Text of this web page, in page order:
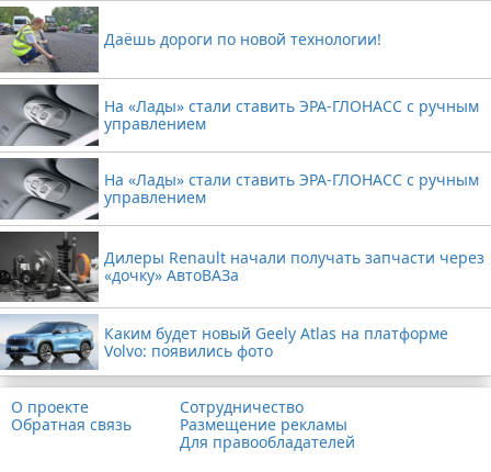
Даёшь дороги по новой технологии!
На «Лады» стали ставить ЭРА-ГЛОНАСС с ручным
управлением
На «Лады» стали ставить ЭРА-ГЛОНАСС с ручным
управлением
Дилеры Renault начали получать запчасти через
«дочку» АвтоВАЗа
Каким будет новый Geely Atlas на платформе
Volvo: появились фото
О проекте
Обратная связь
Сотрудничество
Размещение рекламы
Для правообладателей